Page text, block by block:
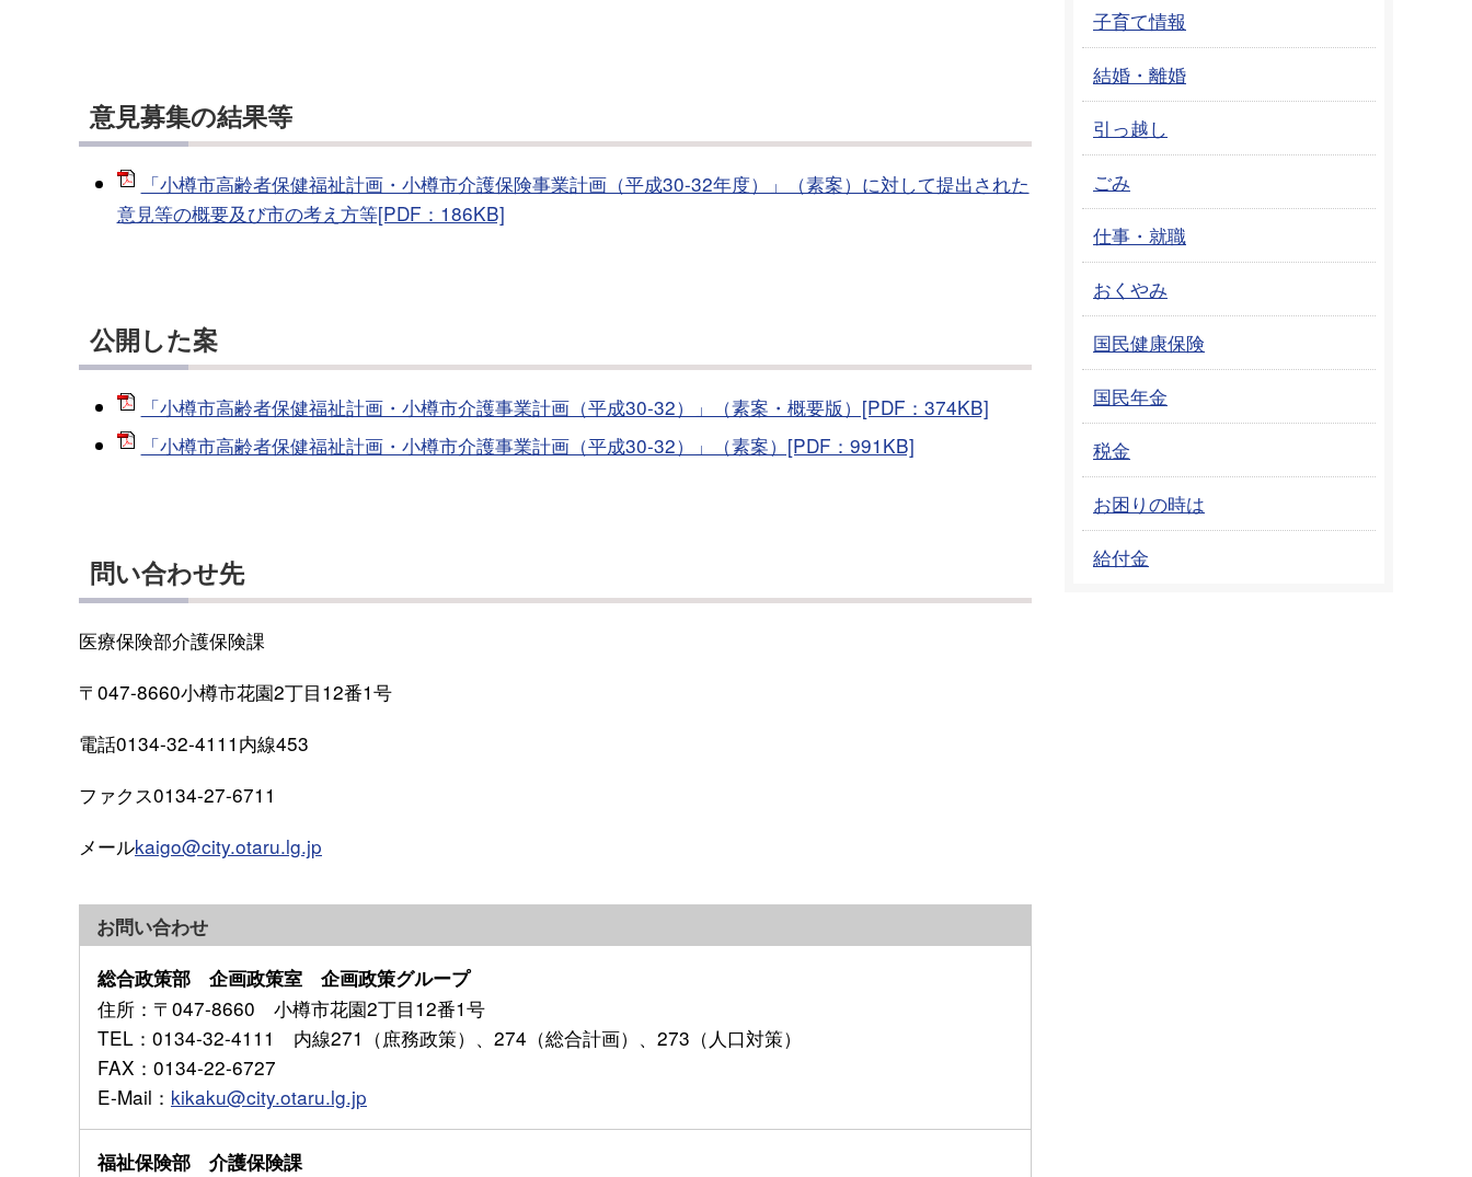
意見募集の結果等
「小樽市高齢者保健福祉計画・小樽市介護保険事業計画（平成30-32年度）」（素案）に対して提出された
意見等の概要及び市の考え方等[PDF：186KB]
公開した案
「小樽市高齢者保健福祉計画・小樽市介護事業計画（平成30-32）」（素案・概要版）[PDF：374KB]
「小樽市高齢者保健福祉計画・小樽市介護事業計画（平成30-32）」（素案）[PDF：991KB]
問い合わせ先
医療保険部介護保険課
〒047-8660小樽市花園2丁目12番1号
電話0134-32-4111内線453
ファクス0134-27-6711
メールkaigo@city.otaru.lg.jp
お問い合わせ
総合政策部 企画政策室 企画政策グループ
住所 ：〒047-8660 小樽市花園2丁目12番1号
TEL ：0134-32-4111 内線271（庶務政策）、274（総合計画）、273（人口対策）
FAX ：0134-22-6727
E-Mail ： kikaku@city.otaru.lg.jp
福祉保険部 介護保険課
子育て情報
結婚・離婚
引っ越し
ごみ
仕事・就職
おくやみ
国民健康保険
国民年金
税金
お困りの時は
給付金